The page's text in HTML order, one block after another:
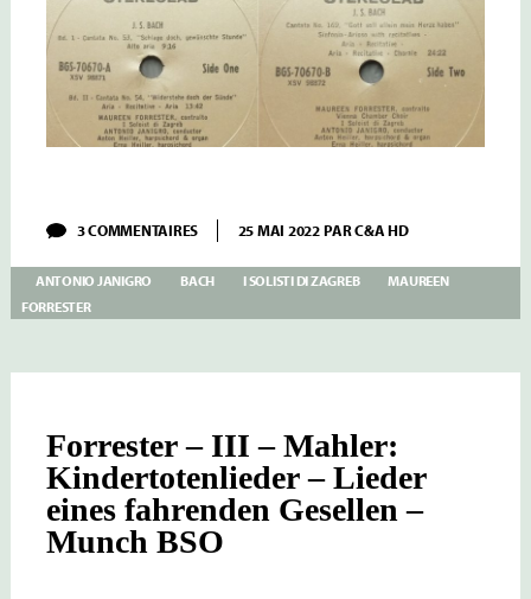
3 COMMENTAIRESSUR
FORRESTER
–
IV
BACH
53
169
JANIGRO
25 MAI 2022 PARC&A HD
ANTONIO JANIGRO BACH I SOLISTI DI ZAGREB
MAUREEN
FORRESTER
Forrester – III – Mahler:
Kindertotenlieder – Lieder
eines fahrenden Gesellen –
Munch BSO